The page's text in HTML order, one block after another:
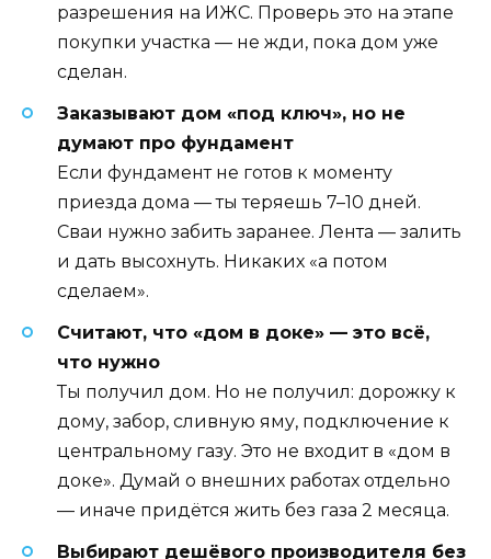
разрешения на ИЖС. Проверь это на этапе
покупки участка — не жди, пока дом уже
сделан.
Заказывают дом «под ключ», но не
думают про фундамент
Если фундамент не готов к моменту
приезда дома — ты теряешь 7–10 дней.
Сваи нужно забить заранее. Лента — залить
и дать высохнуть. Никаких «а потом
сделаем».
Считают, что «дом в доке» — это всё,
что нужно
Ты получил дом. Но не получил: дорожку к
дому, забор, сливную яму, подключение к
центральному газу. Это не входит в «дом в
доке». Думай о внешних работах отдельно
— иначе придётся жить без газа 2 месяца.
Выбирают дешёвого производителя без